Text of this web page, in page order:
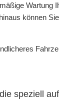
können
speziell